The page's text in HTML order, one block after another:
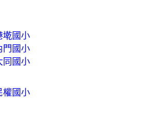
墘國小
門國小
同國小
權國小